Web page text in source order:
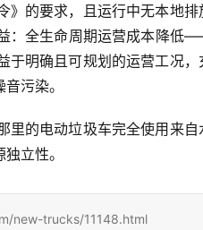
的要求，且运行中无本地
：全生命周期运营成本降低
于明确且可规划的运营工况
污染。
的电动垃圾车完全使用来
立性。
new-trucks/11148.html